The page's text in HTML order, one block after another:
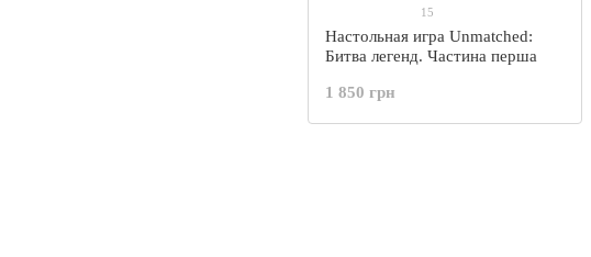
15
Настольная игра Unmatched:
Битва легенд. Частина перша
1 850 грн